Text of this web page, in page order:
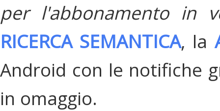
per l'abbonamento in
RICERCA SEMANTICA, la
Android con le notifiche
in omaggio.